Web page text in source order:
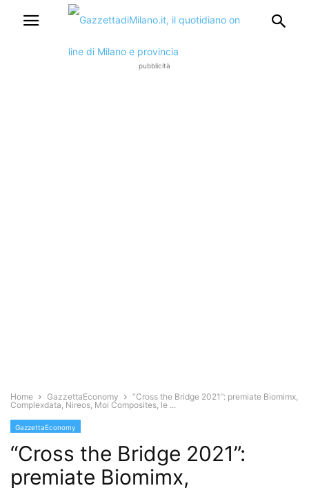
pubblicità
Home GazzettaEconomy
“Cross the Bridge 2021”: premiate Biomimx,
Complexdata, Nireos, Moi Composites, le ...
GazzettaEconomy
“Cross the Bridge 2021”:
premiate Biomimx,